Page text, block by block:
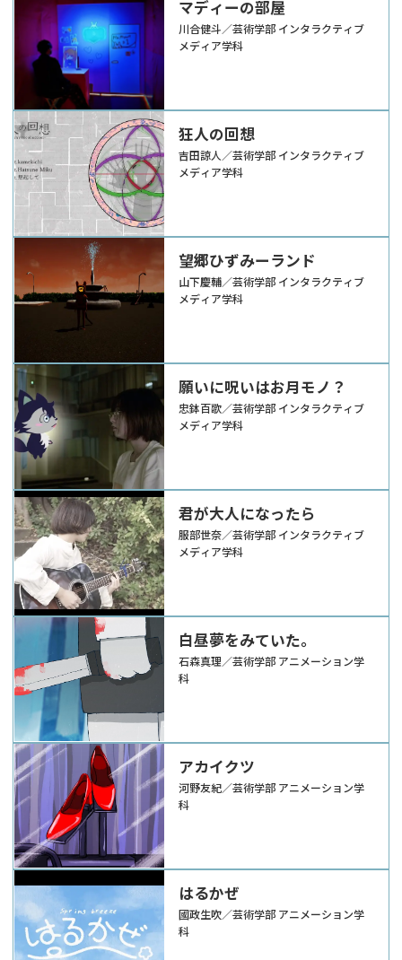
マディーの部屋
川合健斗／芸術学部 インタラクティブ
メディア学科
狂人の回想
吉田諒人／芸術学部 インタラクティブ
メディア学科
望郷ひずみーランド
山下慶輔／芸術学部 インタラクティブ
メディア学科
願いに呪いはお月モノ？
忠鉢百歌／芸術学部 インタラクティブ
メディア学科
君が大人になったら
服部世奈／芸術学部 インタラクティブ
メディア学科
白昼夢をみていた。
石森真理／芸術学部 アニメーション学
科
アカイクツ
河野友紀／芸術学部 アニメーション学
科
はるかぜ
國政生吹／芸術学部 アニメーション学
科